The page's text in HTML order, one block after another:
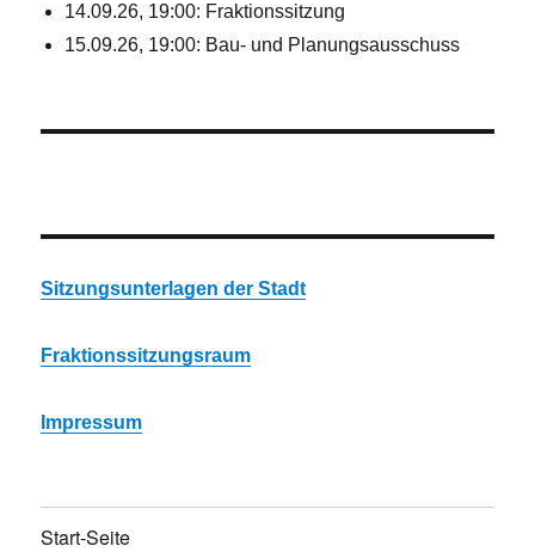
14.09.26, 19:00: Fraktionssitzung
15.09.26, 19:00: Bau- und Planungsausschuss
Sitzungsunterlagen der Stadt
Fraktionssitzungsraum
Impressum
Start-Seite